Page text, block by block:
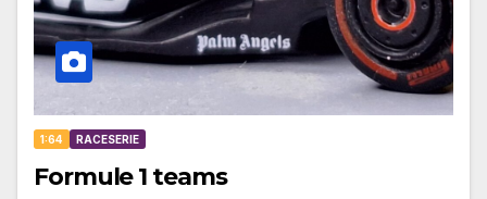
1:64 RACESERIE
Formule 1 teams